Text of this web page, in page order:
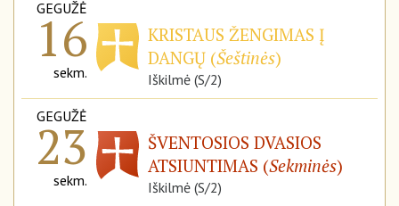
GEGUŽĖ
16
sekm.
KRISTAUS ŽENGIMAS Į
DANGŲ (Šeštinės)
Iškilmė (S/2)
GEGUŽĖ
23
sekm.
ŠVENTOSIOS DVASIOS
ATSIUNTIMAS (Sekminės)
Iškilmė (S/2)